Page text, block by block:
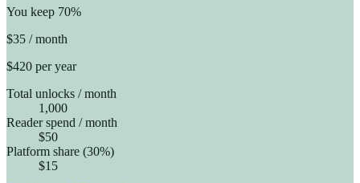
You keep 70%
$35 / month
$420 per year
Total unlocks / month
1,000
Reader spend / month
$50
Platform share (30%)
$15